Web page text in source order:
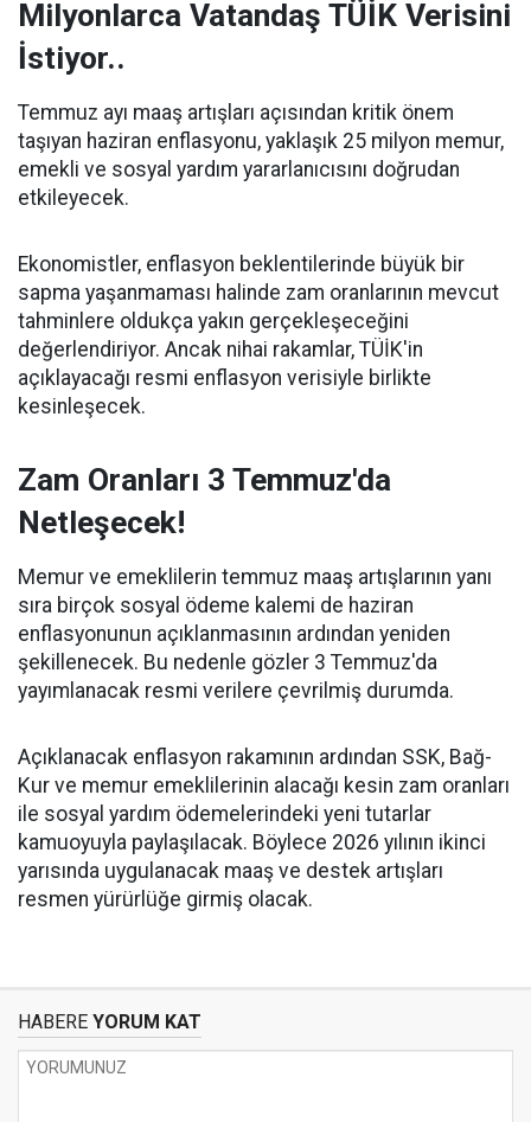
Milyonlarca Vatandaş TÜİK Verisini
İstiyor..
Temmuz ayı maaş artışları açısından kritik önem
taşıyan haziran enflasyonu, yaklaşık 25 milyon memur,
emekli ve sosyal yardım yararlanıcısını doğrudan
etkileyecek.
Ekonomistler, enflasyon beklentilerinde büyük bir
sapma yaşanmaması halinde zam oranlarının mevcut
tahminlere oldukça yakın gerçekleşeceğini
değerlendiriyor. Ancak nihai rakamlar, TÜİK'in
açıklayacağı resmi enflasyon verisiyle birlikte
kesinleşecek.
Zam Oranları 3 Temmuz'da
Netleşecek!
Memur ve emeklilerin temmuz maaş artışlarının yanı
sıra birçok sosyal ödeme kalemi de haziran
enflasyonunun açıklanmasının ardından yeniden
şekillenecek. Bu nedenle gözler 3 Temmuz'da
yayımlanacak resmi verilere çevrilmiş durumda.
Açıklanacak enflasyon rakamının ardından SSK, Bağ-
Kur ve memur emeklilerinin alacağı kesin zam oranları
ile sosyal yardım ödemelerindeki yeni tutarlar
kamuoyuyla paylaşılacak. Böylece 2026 yılının ikinci
yarısında uygulanacak maaş ve destek artışları
resmen yürürlüğe girmiş olacak.
HABERE YORUM KAT